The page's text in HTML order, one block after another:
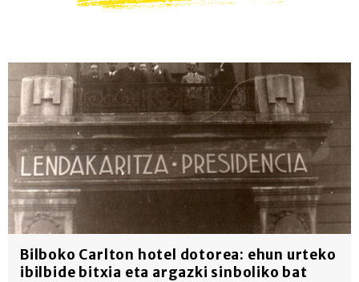
Bilboko Carlton hotel dotorea: ehun urteko
ibilbide bitxia eta argazki sinboliko bat